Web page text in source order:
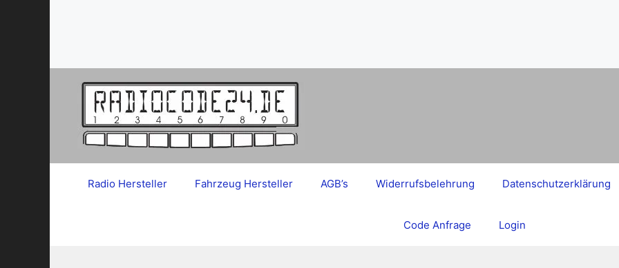
Radio Hersteller Fahrzeug Hersteller AGB’s Widerrufsbelehrung Datenschutzerklärung
Code Anfrage Login